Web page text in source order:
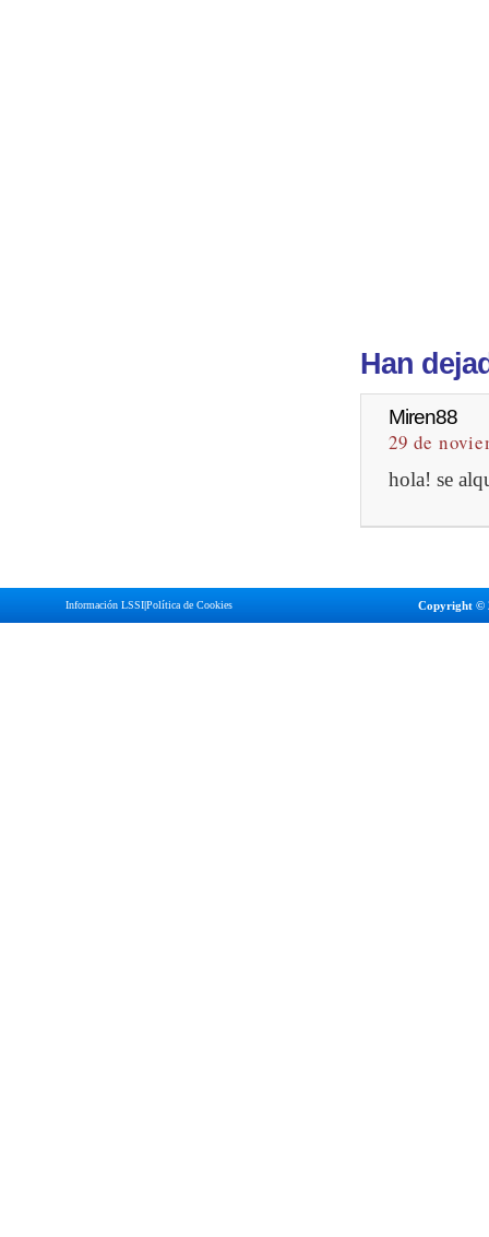
Han
Miren88
29 de
hola! se
Información LSSI|Política de Cookies Copyright ©